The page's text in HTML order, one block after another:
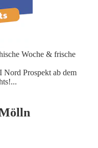
Woche & frische
Nord Prospekt ab dem
...